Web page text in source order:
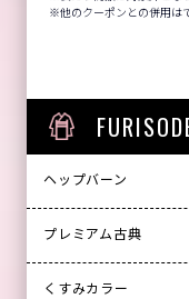
他のクーポンとの併用は
ヘップバーン
プレミアム古典
くすみカラー